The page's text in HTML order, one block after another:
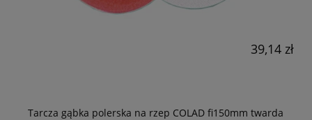
39,14 zł
Tarcza gąbka polerska na rzep COLAD fi150mm twarda